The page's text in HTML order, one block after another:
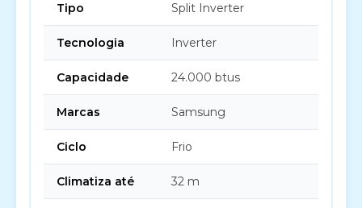
Tipo Split Inverter
Tecnologia Inverter
Capacidade 24.000 btus
Marcas Samsung
Ciclo Frio
Climatiza até 32 m